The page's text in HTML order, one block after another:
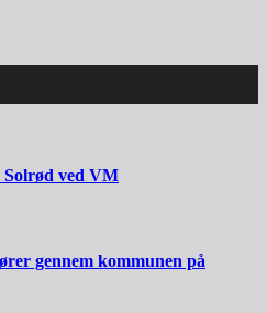
ved VM
gennem kommunen på